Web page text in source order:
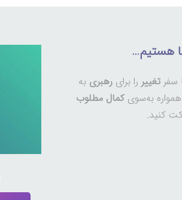
هستیم…
سفر تغییر را برای رهبری به
همواره به‌سوی کمال مطلوب
کنید.